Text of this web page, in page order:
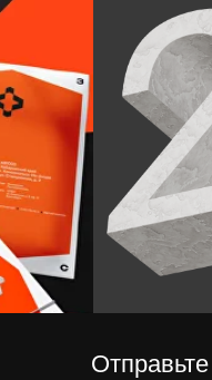
Отправьте
Мы